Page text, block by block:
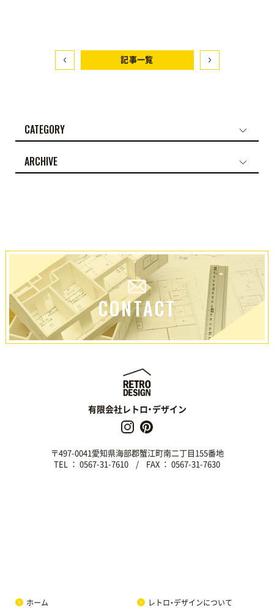
記事一覧
CATEGORY
ARCHIVE
CONTACT
有限会社レトロ・デザイン
〒497-0041愛知県海部郡蟹江町南二丁目155番地
TEL ： 0567-31-7610/ FAX ： 0567-31-7630
ホーム レトロ・デザインについて